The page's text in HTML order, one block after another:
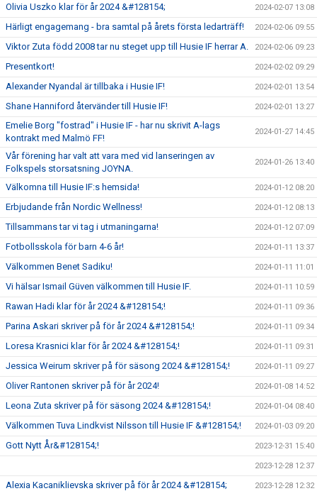
Olivia Uszko klar för år 2024 &#128154; 2024-02-07 13:08
Härligt engagemang - bra samtal på årets första ledarträff! 2024-02-06 09:55
Viktor Zuta född 2008 tar nu steget upp till Husie IF herrar A. 2024-02-06 09:23
Presentkort! 2024-02-02 09:29
Alexander Nyandal är tillbaka i Husie IF! 2024-02-01 13:54
Shane Hanniford återvänder till Husie IF! 2024-02-01 13:27
Emelie Borg "fostrad" i Husie IF - har nu skrivit A-lags
kontrakt med Malmö FF!
2024-01-27 14:45
Vår förening har valt att vara med vid lanseringen av
Folkspels storsatsning JOYNA.
2024-01-26 13:40
Välkomna till Husie IF:s hemsida! 2024-01-12 08:20
Erbjudande från Nordic Wellness! 2024-01-12 08:13
Tillsammans tar vi tag i utmaningarna! 2024-01-12 07:09
Fotbollsskola för barn 4-6 år! 2024-01-11 13:37
Välkommen Benet Sadiku! 2024-01-11 11:01
Vi hälsar Ismail Güven välkommen till Husie IF. 2024-01-11 10:59
Rawan Hadi klar för år 2024 &#128154;! 2024-01-11 09:36
Parina Askari skriver på för år 2024 &#128154;! 2024-01-11 09:34
Loresa Krasnici klar för år 2024 &#128154;! 2024-01-11 09:31
Jessica Weirum skriver på för säsong 2024 &#128154;! 2024-01-11 09:27
Oliver Rantonen skriver på för år 2024! 2024-01-08 14:52
Leona Zuta skriver på för säsong 2024 &#128154;! 2024-01-04 08:40
Välkommen Tuva Lindkvist Nilsson till Husie IF &#128154;! 2024-01-03 09:20
Gott Nytt År&#128154;! 2023-12-31 15:40
2023-12-28 12:37
Alexia Kacaniklievska skriver på för år 2024 &#128154; 2023-12-28 12:32